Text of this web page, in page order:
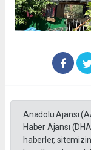
Anadolu Ajansı
Haber Ajansı
haberler,